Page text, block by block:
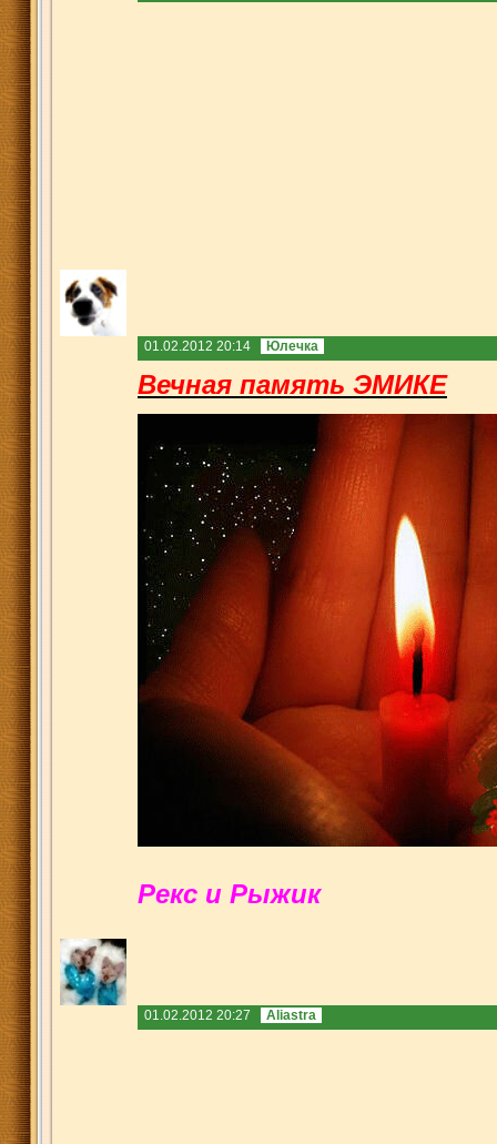
01.02.2012 20:14 Юлечка
Вечная память ЭМИКЕ
Рекс и Рыжик
01.02.2012 20:27 Aliastra